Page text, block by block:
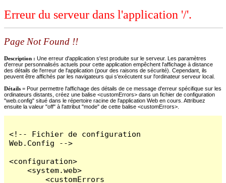
Erreur du serveur dans l'application '/'.
Page Not Found !!
Description : Une erreur d'application s'est produite sur le serveur. Les paramètres
d'erreur personnalisés actuels pour cette application empêchent l'affichage à distance
des détails de l'erreur de l'application (pour des raisons de sécurité). Cependant, ils
peuvent être affichés par les navigateurs qui s'exécutent sur l'ordinateur serveur local.
Détails = Pour permettre l'affichage des détails de ce message d'erreur spécifique sur les
ordinateurs distants, créez une balise <customErrors> dans un fichier de configuration
"web.config" situé dans le répertoire racine de l'application Web en cours. Attribuez
ensuite la valeur "off" à l'attribut "mode" de cette balise <customErrors>.
<!-- Fichier de configuration
Web.Config -->
<configuration>
    <system.web>
        <customErrors